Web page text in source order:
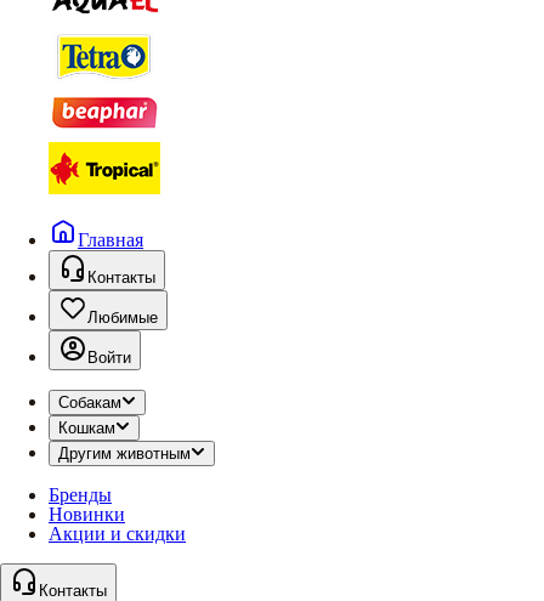
Главная
Контакты
Любимые
Войти
Собакам
Кошкам
Другим животным
Бренды
Новинки
Акции и скидки
Контакты